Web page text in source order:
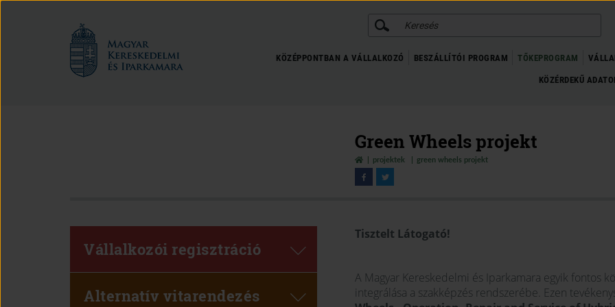
Magyar
Kereskedelmi
és
Iparkamara
KERESÉS
KÖZÉPPONTBAN A VÁLLALKOZÓ BESZÁLLÍTÓI PROGRAM TŐKEPROGRAM
KÖZÉRDEKŰ
Green Wheels projekt
projektek green wheels projekt
Vállalkozói regisztráció
Alternatív vitarendezés
Tisztelt Látogató!
A Magyar Kereskedelmi és Iparkamara egyik fontos
integrálása a szakképzés rendszerébe. Ezen